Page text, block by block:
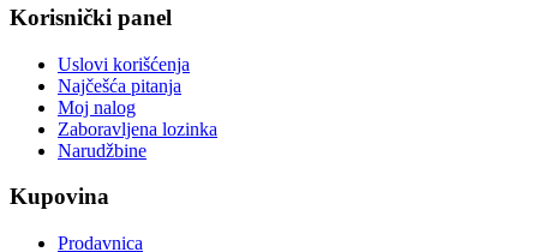
Korisnički panel
Uslovi korišćenja
Najčešća pitanja
Moj nalog
Zaboravljena lozinka
Narudžbine
Kupovina
Prodavnica